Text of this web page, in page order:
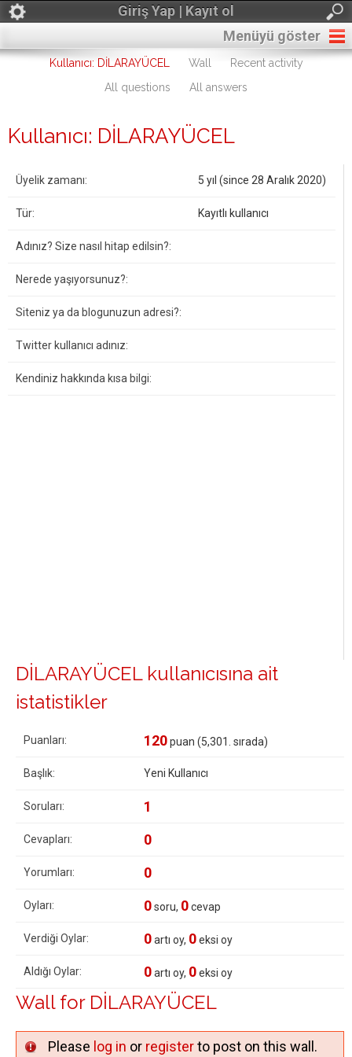
Giriş Yap | Kayıt ol
Menüyü göster
Kullanıcı: DİLARAYÜCEL Wall
Recent activity
All questions
All answers
Kullanıcı: DİLARAYÜCEL
Üyelik zamanı: 5 yıl (since 28 Aralık 2020)
Tür: Kayıtlı kullanıcı
Adınız? Size nasıl hitap edilsin?:
Nerede yaşıyorsunuz?:
Siteniz ya da blogunuzun adresi?:
Twitter kullanıcı adınız:
Kendiniz hakkında kısa bilgi:
DİLARAYÜCEL kullanıcısına ait
istatistikler
Puanları: 120puan (5,301 . sırada)
Başlık: Yeni Kullanıcı
Soruları: 1
Cevapları: 0
Yorumları: 0
Oyları: 0soru, 0cevap
Verdiği Oylar: 0artı oy, 0eksi oy
Aldığı Oylar: 0artı oy, 0eksi oy
Wall for DİLARAYÜCEL
Please log in or registerto post on this wall.